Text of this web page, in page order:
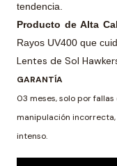
tendencia.
Producto de Alta
Rayos UV400 que
Lentes de Sol
GARANTÍA
03 meses, solo por
manipulación incorrecta,
intenso.